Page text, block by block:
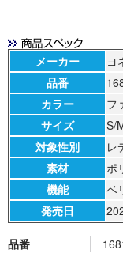
品番
メーカー
ヨ
品番
カラー
フ
サイズ
S/
対象性別
レ
素材
ポ
機能
ベ
発売日